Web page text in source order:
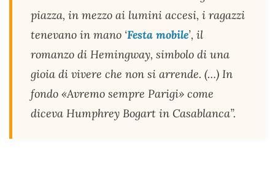
piazza, in mezzo ai lumini accesi, i ragazzi
tenevano in mano ‘Festa mobile’, il
romanzo di Hemingway, simbolo di una
gioia di vivere che non si arrende. (…) In
fondo «Avremo sempre Parigi» come
diceva Humphrey Bogart in Casablanca”.